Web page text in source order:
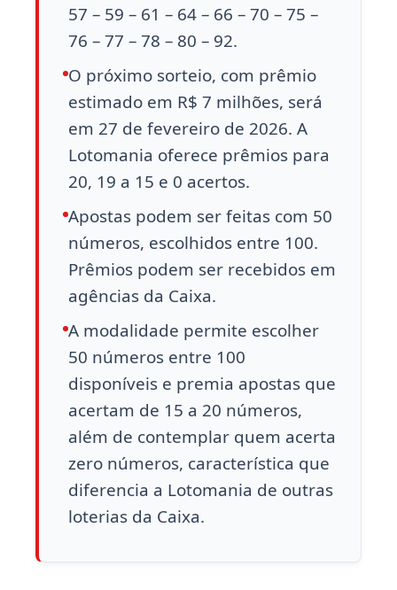
57 – 59 – 61 – 64 – 66 – 70 – 75 –
76 – 77 – 78 – 80 – 92.
O próximo sorteio, com prêmio
estimado em R$ 7 milhões, será
em 27 de fevereiro de 2026. A
Lotomania oferece prêmios para
20, 19 a 15 e 0 acertos.
Apostas podem ser feitas com 50
números, escolhidos entre 100.
Prêmios podem ser recebidos em
agências da Caixa.
A modalidade permite escolher
50 números entre 100
disponíveis e premia apostas que
acertam de 15 a 20 números,
além de contemplar quem acerta
zero números, característica que
diferencia a Lotomania de outras
loterias da Caixa.